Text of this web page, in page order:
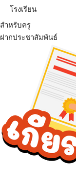
โรงเรียน
สำหรับครู
ฝากประชาสัมพันธ์